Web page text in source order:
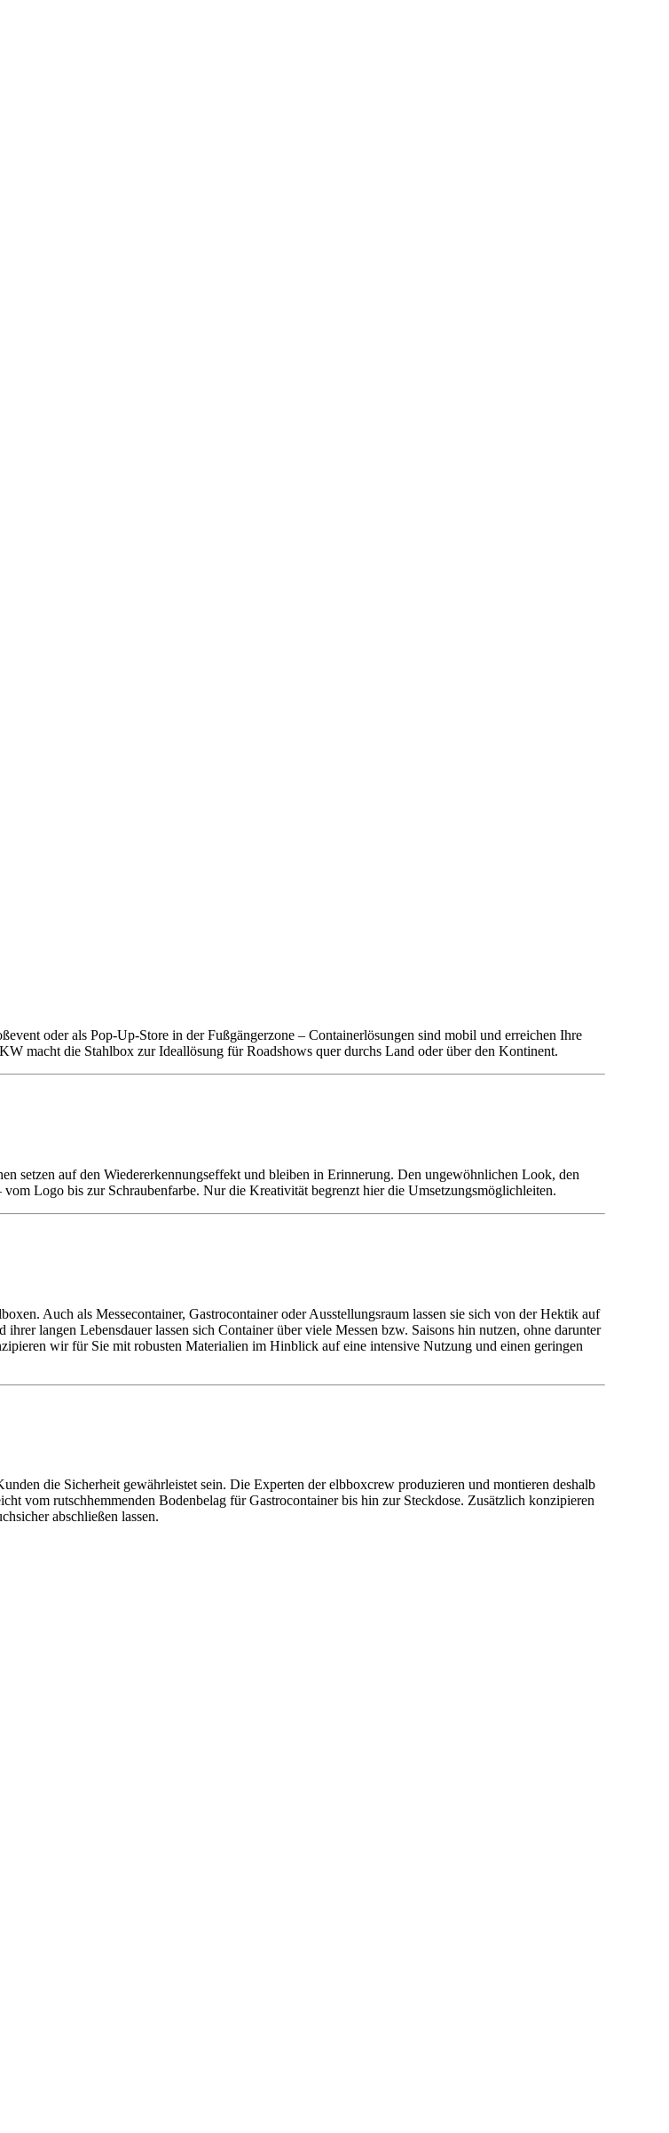
oder als Pop-Up-Store in der Fußgängerzone – Containerlösungen sind mobil und erreichen Ihre
macht die Stahlbox zur Ideallösung für Roadshows quer durchs Land oder über den Kontinent.
setzen auf den Wiedererkennungseffekt und bleiben in Erinnerung. Den ungewöhnlichen Look, den
Logo bis zur Schraubenfarbe. Nur die Kreativität begrenzt hier die Umsetzungsmöglichleiten.
Auch als Messecontainer, Gastrocontainer oder Ausstellungsraum lassen sie sich von der Hektik auf
langen Lebensdauer lassen sich Container über viele Messen bzw. Saisons hin nutzen, ohne darunter
wir für Sie mit robusten Materialien im Hinblick auf eine intensive Nutzung und einen geringen
die Sicherheit gewährleistet sein. Die Experten der elbboxcrew produzieren und montieren deshalb
vom rutschhemmenden Bodenbelag für Gastrocontainer bis hin zur Steckdose. Zusätzlich konzipieren
abschließen lassen.